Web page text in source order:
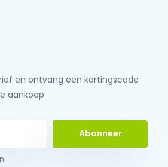
en ontvang een kortingscode
aankoop.
Abonneer